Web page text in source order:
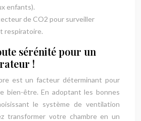
enfants).
de CO2 pour surveiller
respiratoire.
sérénité pour un
!
est un facteur déterminant pour
bien-être. En adoptant les bonnes
le système de ventilation
transformer votre chambre en un